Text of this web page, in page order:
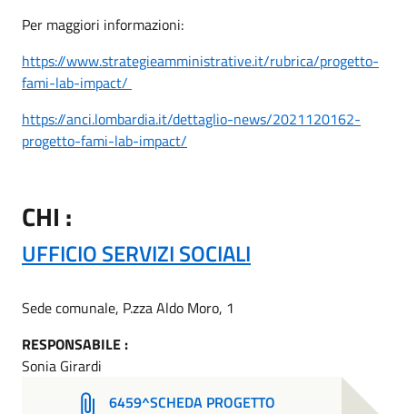
Per maggiori informazioni:
https://www.strategieamministrative.it/rubrica/progetto-
fami-lab-impact/
https://anci.lombardia.it/dettaglio-news/2021120162-
progetto-fami-lab-impact/
CHI :
UFFICIO SERVIZI SOCIALI
Sede comunale, P.zza Aldo Moro, 1
RESPONSABILE :
Sonia Girardi
6459^SCHEDA PROGETTO